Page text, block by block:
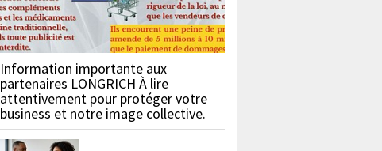
Information importante aux
partenaires LONGRICH À lire
attentivement pour protéger votre
business et notre image collective.